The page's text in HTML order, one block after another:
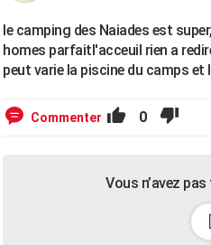
le camping des Naiades est
homes parfaitl'acceuil rien a
peut varie la piscine du camps et
Commenter 0
Vous n’avez